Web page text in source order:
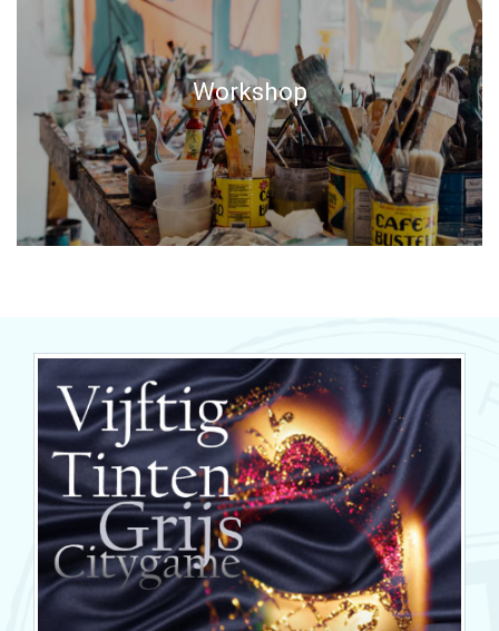
Workshop